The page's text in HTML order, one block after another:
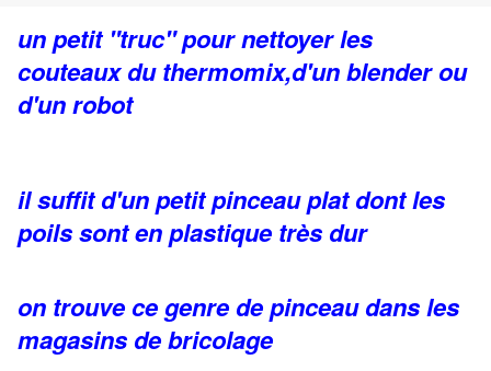
un petit "truc" pour nettoyer les
couteaux du thermomix,d'un blender ou
d'un robot
il suffit d'un petit pinceau plat dont les
poils sont en plastique très dur
on trouve ce genre de pinceau dans les
magasins de bricolage